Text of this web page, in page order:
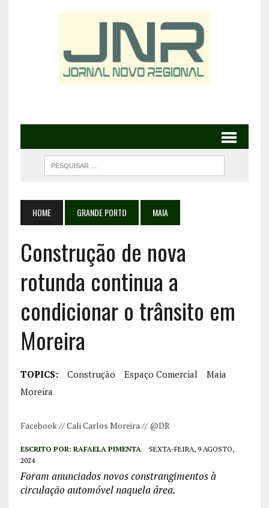
HOME GRANDE PORTO MAIA
Construção de nova
rotunda continua a
condicionar o trânsito em
Moreira
TOPICS: Construção Espaço Comercial
Maia
Moreira
Facebook // Cali Carlos Moreira // @DR
ESCRITO POR: RAFAELA PIMENTA
SEXTA-FEIRA, 9 AGOSTO,
2024
Foram anunciados novos constrangimentos à
circulação automóvel naquela área.